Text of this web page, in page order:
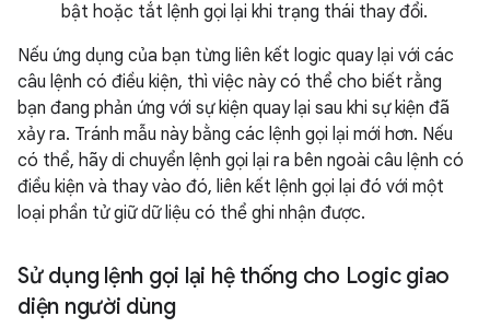
bật hoặc tắt lệnh gọi lại khi trạng thái thay đổi.
Nếu ứng dụng của bạn từng liên kết logic quay lại với các
câu lệnh có điều kiện, thì việc này có thể cho biết rằng
bạn đang phản ứng với sự kiện quay lại sau khi sự kiện đã
xảy ra. Tránh mẫu này bằng các lệnh gọi lại mới hơn. Nếu
có thể, hãy di chuyển lệnh gọi lại ra bên ngoài câu lệnh có
điều kiện và thay vào đó, liên kết lệnh gọi lại đó với một
loại phần tử giữ dữ liệu có thể ghi nhận được.
Sử dụng lệnh gọi lại hệ thống cho Logic giao
diện người dùng